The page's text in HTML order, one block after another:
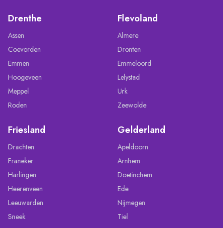
Drenthe
Assen
Coevorden
Emmen
Hoogeveen
Meppel
Roden
Flevoland
Almere
Dronten
Emmeloord
Lelystad
Urk
Zeewolde
Friesland
Drachten
Franeker
Harlingen
Heerenveen
Leeuwarden
Sneek
Gelderland
Apeldoorn
Arnhem
Doetinchem
Ede
Nijmegen
Tiel